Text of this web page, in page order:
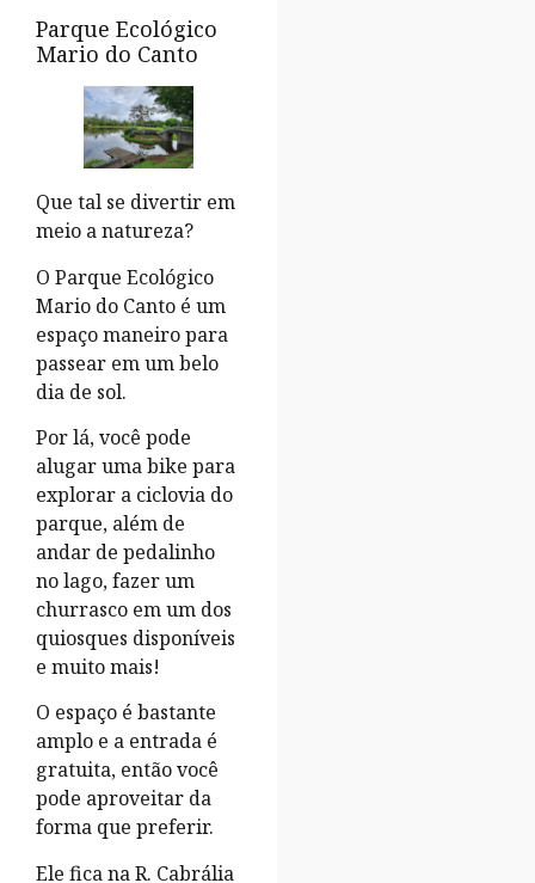
Parque Ecológico
Mario do Canto
Que tal se divertir em
meio a natureza?
O Parque Ecológico
Mario do Canto é um
espaço maneiro para
passear em um belo
dia de sol.
Por lá, você pode
alugar uma bike para
explorar a ciclovia do
parque, além de
andar de pedalinho
no lago, fazer um
churrasco em um dos
quiosques disponíveis
e muito mais!
O espaço é bastante
amplo e a entrada é
gratuita, então você
pode aproveitar da
forma que preferir.
Ele fica na R. Cabrália